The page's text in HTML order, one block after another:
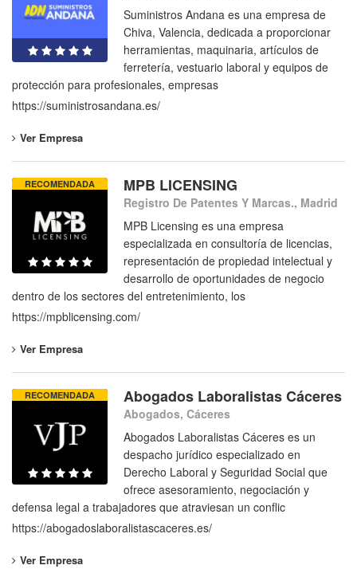
Suministros Andana es una empresa de
Chiva, Valencia, dedicada a proporcionar
herramientas, maquinaria, artículos de
ferretería, vestuario laboral y equipos de
protección para profesionales, empresas
https://suministrosandana.es/
Ver Empresa
RECOMENDADA MPB LICENSING
Registro De Patentes Y Marcas., Madrid
MPB Licensing es una empresa
especializada en consultoría de licencias,
representación de propiedad intelectual y
desarrollo de oportunidades de negocio
dentro de los sectores del entretenimiento, los
https://mpblicensing.com/
Ver Empresa
RECOMENDADA Abogados Laboralistas Cáceres
Abogados, Cáceres
Abogados Laboralistas Cáceres es un
despacho jurídico especializado en
Derecho Laboral y Seguridad Social que
ofrece asesoramiento, negociación y
defensa legal a trabajadores que atraviesan un conflic
https://abogadoslaboralistascaceres.es/
Ver Empresa